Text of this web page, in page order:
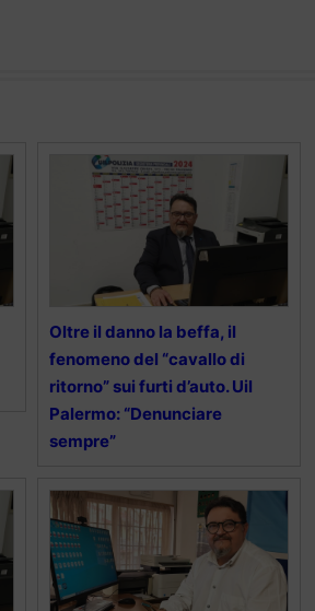
Oltre il danno la beffa, il
fenomeno del “cavallo di
ritorno” sui furti d’auto. Uil
Palermo: “Denunciare
sempre”